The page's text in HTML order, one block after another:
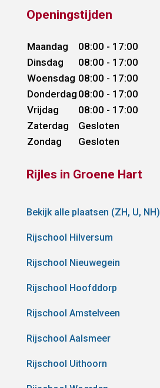
Openingstijden
Maandag
08:00 - 17:00
Dinsdag
08:00 - 17:00
Woensdag 08:00 - 17:00
Donderdag 08:00 - 17:00
Vrijdag
08:00 - 17:00
Zaterdag
Gesloten
Zondag
Gesloten
Rijles in Groene Hart
Bekijk alle plaatsen (ZH, U, NH)
Rijschool Hilversum
Rijschool Nieuwegein
Rijschool Hoofddorp
Rijschool Amstelveen
Rijschool Aalsmeer
Rijschool Uithoorn